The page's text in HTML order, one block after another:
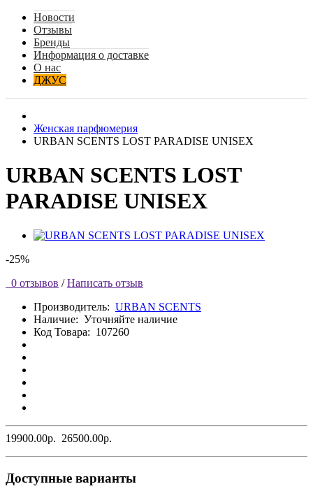
Новости
Отзывы
Бренды
Информация о доставке
О нас
ДЖУС
Женская парфюмерия
URBAN SCENTS LOST PARADISE UNISEX
URBAN SCENTS LOST
PARADISE UNISEX
-25%
0 отзывов / Написать отзыв
Производитель: URBAN SCENTS
Наличие: Уточняйте наличие
Код Товара: 107260
19900.00р. 26500.00р.
Доступные варианты